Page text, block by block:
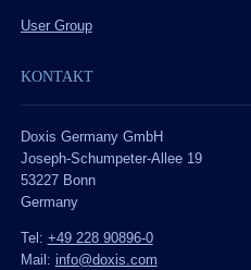
User Group
KONTAKT
Doxis Germany GmbH
Joseph-Schumpeter-Allee 19
53227 Bonn
Germany
Tel: +49 228 90896-0
Mail: info@doxis.com